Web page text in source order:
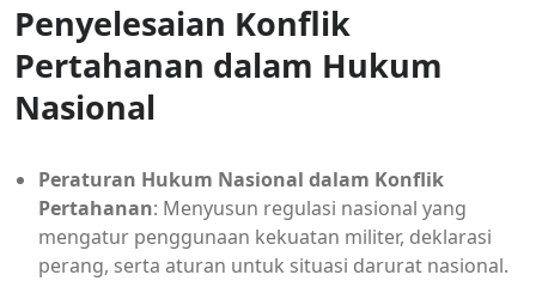
Penyelesaian Konflik
Pertahanan dalam Hukum
Nasional
Peraturan Hukum Nasional dalam Konflik
Pertahanan: Menyusun regulasi nasional yang
mengatur penggunaan kekuatan militer, deklarasi
perang, serta aturan untuk situasi darurat nasional.